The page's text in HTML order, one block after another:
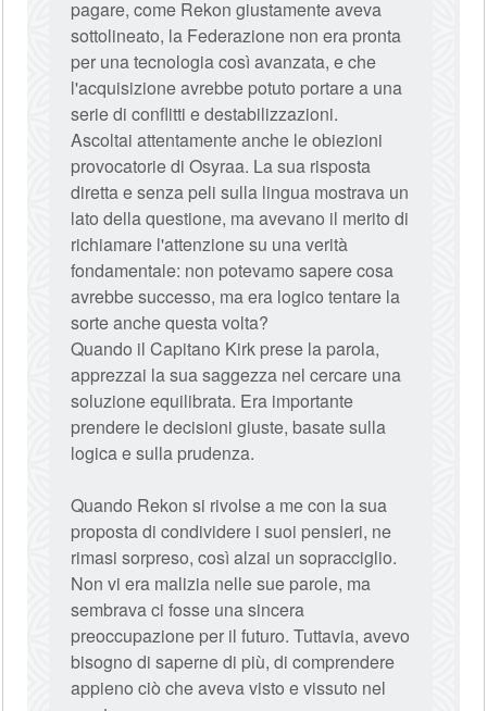
pagare, come Rekon giustamente aveva
sottolineato, la Federazione non era pronta
per una tecnologia così avanzata, e che
l'acquisizione avrebbe potuto portare a una
serie di conflitti e destabilizzazioni.
Ascoltai attentamente anche le obiezioni
provocatorie di Osyraa. La sua risposta
diretta e senza peli sulla lingua mostrava un
lato della questione, ma avevano il merito di
richiamare l'attenzione su una verità
fondamentale: non potevamo sapere cosa
avrebbe successo, ma era logico tentare la
sorte anche questa volta?
Quando il Capitano Kirk prese la parola,
apprezzai la sua saggezza nel cercare una
soluzione equilibrata. Era importante
prendere le decisioni giuste, basate sulla
logica e sulla prudenza.
Quando Rekon si rivolse a me con la sua
proposta di condividere i suoi pensieri, ne
rimasi sorpreso, così alzai un sopracciglio.
Non vi era malizia nelle sue parole, ma
sembrava ci fosse una sincera
preoccupazione per il futuro. Tuttavia, avevo
bisogno di saperne di più, di comprendere
appieno ciò che aveva visto e vissuto nel